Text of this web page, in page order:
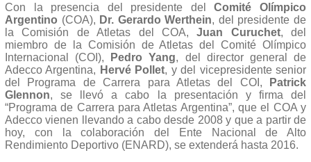
Con la presencia del presidente delComité Olímpico
Argentino (COA), Dr. Gerardo Werthein, del presidente de
la Comisión de Atletas del COA,Juan Curuchet, del
miembro de la Comisión de Atletas del Comité Olímpico
Internacional (COI),
Pedro Yang, del director general de
Adecco Argentina, Hervé Pollet, y del vicepresidente senior
del Programa de Carrera para Atletas del COI,
Patrick
Glennon, se llevó a cabo la presentación y firma del
“Programa de Carrera para Atletas Argentina”, que el COA y
Adecco vienen llevando a cabo desde 2008 y que a partir de
hoy, con la colaboración del Ente Nacional de Alto
Rendimiento Deportivo (ENARD), se extenderá hasta 2016.